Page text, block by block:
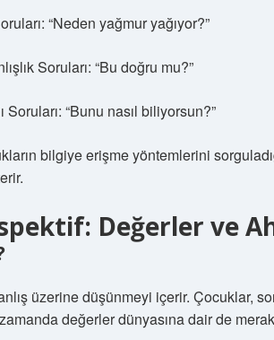
“Neden yağmur yağıyor?”
Soruları: “Bu doğru mu?”
“Bunu nasıl biliyorsun?”
bilgiye erişme yöntemlerini
Değerler ve
üzerine düşünmeyi içerir. Çocuklar,
değerler dünyasına dair de